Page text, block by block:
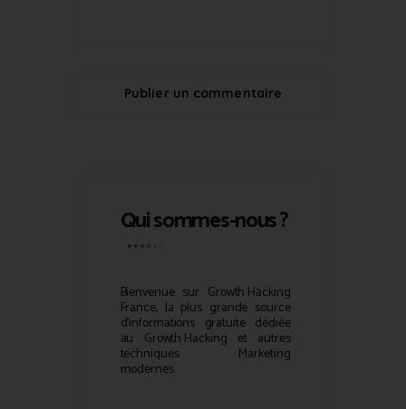
Qui sommes-nous ?
Bienvenue sur Growth Hacking
France, la plus grande source
d’informations gratuite dédiée
au Growth Hacking et autres
techniques Marketing
modernes.